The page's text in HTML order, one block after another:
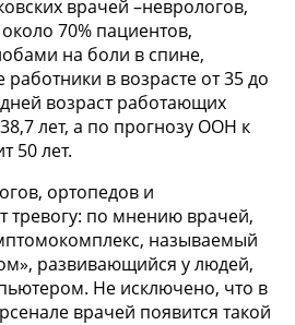
врачей –неврологов,
70% пациентов,
на боли в спине,
в возрасте от 35 до
возраст работающих
лет, а по прогнозу ООН к
50 лет.
ортопедов и
тревогу: по мнению врачей,
называемый
развивающийся у людей,
Не исключено, что в
врачей появится такой